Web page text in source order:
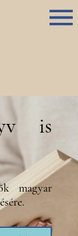
is
magyar